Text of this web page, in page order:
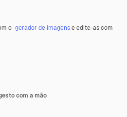
o gerador de imagense edite-as com
com a mão